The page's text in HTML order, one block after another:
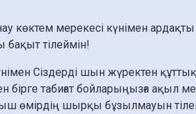
көктем мерекесі күнімен
тілеймін!
Сіздерді шын жүректен
табиғат бойларыңызға ақыл
өмірдің шырқы бұзылмауын